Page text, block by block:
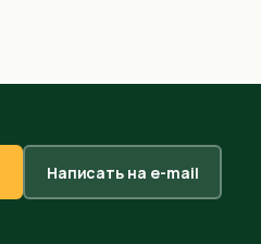
Написать на e-mail